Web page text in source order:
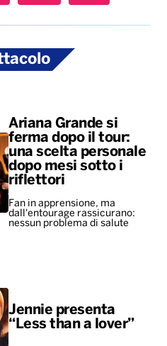
Ariana Grande si
ferma dopo il tour:
una scelta personale
dopo mesi sotto i
riflettori
Fan in apprensione, ma
dall'entourage rassicurano:
nessun problema di salute
Jennie presenta
“Less than a lover”